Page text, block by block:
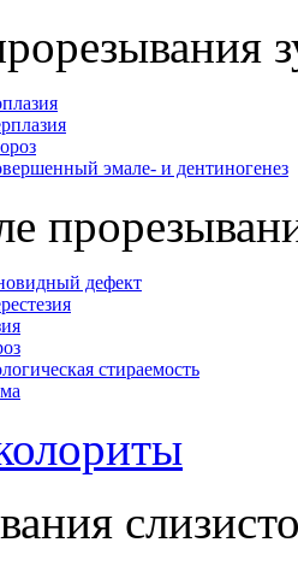
эмале- и дентиногенез
дефект
стираемость